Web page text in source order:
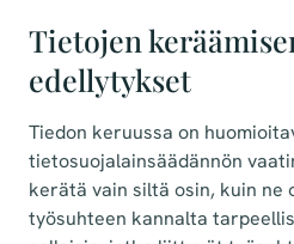
Tietojen
edellytykset
Tiedon keruussa on
tietosuojalainsäädännön
kerätä vain siltä osin, kuin ne
työsuhteen kannalta